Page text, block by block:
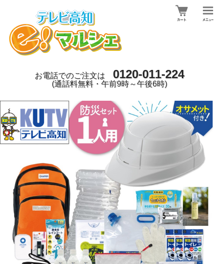
お電話でのご注文は 0120-011-224
(通話料無料・午前9時～午後6時)